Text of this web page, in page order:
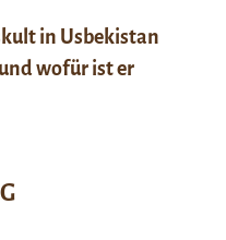
in Usbekistan
wofür ist er